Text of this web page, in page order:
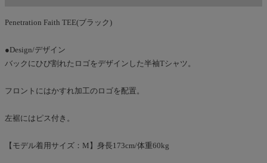
Penetration Faith TEE(ブラック)
●Design/デザイン
バックにひび割れたロゴをデザインした半袖Tシャツ。
フロントにはかすれ加工のロゴを配置。
左裾にはピス付き。
【モデル着用サイズ：M】身長173cm/体重60kg